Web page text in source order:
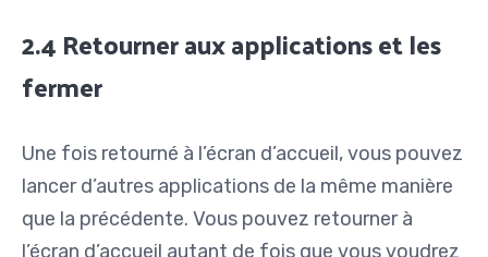
2.4 Retourner aux applications et les
fermer
Une fois retourné à l’écran d’accueil, vous pouvez
lancer d’autres applications de la même manière
que la précédente. Vous pouvez retourner à
l’écran d’accueil autant de fois que vous voudrez